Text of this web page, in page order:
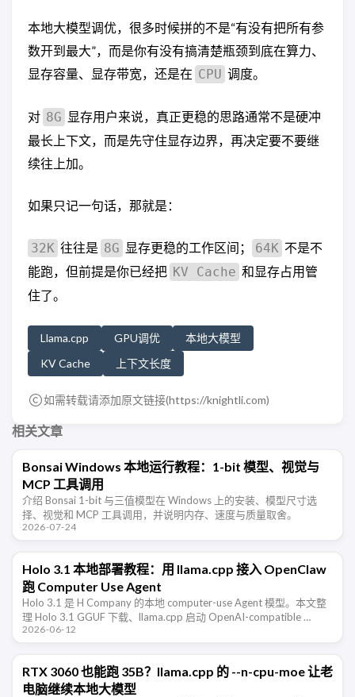
本地大模型调优，很多时候拼的不是“有没有把所有参
数开到最大”，而是你有没有搞清楚瓶颈到底在算力、
显存容量、显存带宽，还是在 CPU 调度。
对 8G 显存用户来说，真正更稳的思路通常不是硬冲
最长上下文，而是先守住显存边界，再决定要不要继
续往上加。
如果只记一句话，那就是：
32K 往往是 8G 显存更稳的工作区间； 64K 不是不
能跑，但前提是你已经把 KV Cache 和显存占用管
住了。
Llama.cpp GPU调优
本地大模型
KV Cache
上下文长度
如需转载请添加原文链接(https://knightli.com)
相关文章
Bonsai Windows 本地运行教程：1-bit 模型、视觉与
MCP 工具调用
介绍 Bonsai 1-bit 与三值模型在 Windows 上的安装、模型尺寸选
择、视觉和 MCP 工具调用，并说明内存、速度与质量取舍。
2026-07-24
Holo 3.1 本地部署教程：用 llama.cpp 接入 OpenClaw
跑 Computer Use Agent
Holo 3.1 是 H Company 的本地 computer-use Agent 模型。本文整
理 Holo 3.1 GGUF 下载、llama.cpp 启动 OpenAI-compatible …
2026-06-12
RTX 3060 也能跑 35B？llama.cpp 的 --n-cpu-moe 让老
电脑继续本地大模型